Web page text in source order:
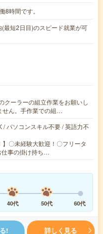
8時間です。
最短2日目)のスピード就業が可
クーラーの組立作業をお願いし
せん。手作業での組…
/ パソコンスキル不要 / 英語力不
】〇未経験大歓迎！〇フリータ
事の掛け持ち…
40代 50代 60代
! 詳しく見る